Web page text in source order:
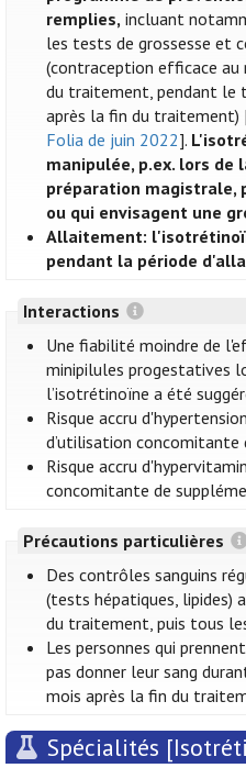
remplies, incluant
les tests de grossesse et
(contraception efficace
du traitement, pendant le
après la fin du traitement)
Folia de juin 2022].
manipulée, p.ex. lors de
préparation magistrale,
ou qui envisagent une
Allaitement:
pendant la période
Interactions
Une fiabilité moindre de
minipilules progestatives
l’isotrétinoïne a été
Risque accru
d’utilisation concomitante
Risque accru
concomitante de
Précautions particulières
Des contrôles sanguins
(tests hépatiques, lipides)
du traitement, puis tous
Les personnes qui
pas donner leur sang
mois après la fin du
Spécialités